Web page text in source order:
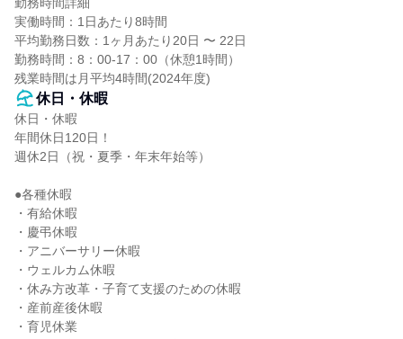
実働時間：1日あたり8時間
平均勤務日数：1ヶ月あたり20日 〜 22日
勤務時間：8：00-17：00（休憩1時間）
残業時間は月平均4時間(2024年度)
休日・休暇
休日・休暇
年間休日120日！
週休2日（祝・夏季・年末年始等）
●各種休暇
・有給休暇
・慶弔休暇
・アニバーサリー休暇
・ウェルカム休暇
・休み方改革・子育て支援のための休暇
・産前産後休暇
・育児休業